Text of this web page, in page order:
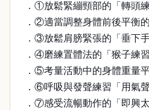
．①放鬆緊繃頸部的「轉頭練
．②適當調整身體前後平衡
．③放鬆肩膀緊張的「垂下
．④磨練置體法的「猴子練習
．⑤考量活動中的身體重量
．⑥呼吸與發聲練習「用氣
．⑦感受流暢動作的「即興太